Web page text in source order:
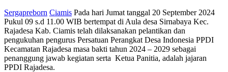
Sergapreborn Ciamis Pada hari Jumat tanggal 20 September 2024
Pukul 09 s.d 11.00 WIB bertempat di Aula desa Sirnabaya Kec.
Rajadesa Kab. Ciamis telah dilaksanakan pelantikan dan
pengukuhan pengurus Persatuan Perangkat Desa Indonesia PPDI
Kecamatan Rajadesa masa bakti tahun 2024 – 2029 sebagai
penanggung jawab kegiatan serta Ketua Panitia, adalah jajaran
PPDI Rajadesa.